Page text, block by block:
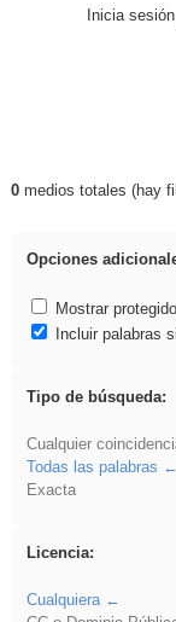
Inicia
Resultados
0medios totales (hay
Opciones
Mostrar
Incluir palabras
Tipo de búsqueda:
Cualquier
Todas las palabras
Exacta
Licencia:
Cualquiera